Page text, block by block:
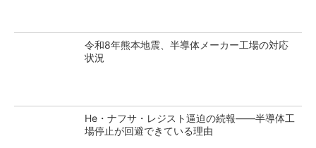
令和8年熊本地震、半導体メーカー工場の対応
状況
He・ナフサ・レジスト逼迫の続報――半導体工
場停止が回避できている理由